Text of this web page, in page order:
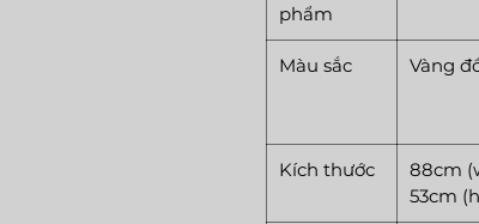
phẩm
Màu sắc Vàng
Kích thước
88cm
53cm